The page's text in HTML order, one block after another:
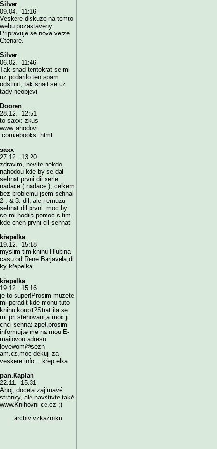
Silver
09.04. 11:16
Veskere diskuze na tomto
webu pozastaveny.
Pripravuje se nova verze
Ctenare.
Silver
06.02. 11:46
Tak snad tentokrat se mi
uz podarilo ten spam
odstinit, tak snad se uz
tady neobjevi
Dooren
28.12. 12:51
to saxx: zkus
www.jahodovi
.com/ebooks. html
saxx
27.12. 13:20
zdravim, nevite nekdo
nahodou kde by se dal
sehnat prvni dil serie
nadace ( nadace ), celkem
bez problemu jsem sehnal
2 . & 3. dil, ale nemuzu
sehnat dil prvni. moc by
se mi hodila pomoc s tim
kde onen prvni dil sehnat
křepelka
19.12. 15:18
myslim tim knihu Hlubina
casu od Rene Barjavela,di
ky křepelka
křepelka
19.12. 15:16
je to super!Prosim muzete
mi poradit kde mohu tuto
knihu koupit?Strat ila se
mi pri stehovani,a moc ji
chci sehnat zpet,prosim
informujte me na mou E-
mailovou adresu
lovewom@sezn
am.cz,moc dekuji za
veskere info....křep elka
pan.Kaplan
22.11. 15:31
Ahoj, docela zajímavé
stránky, ale navštivte také
www.Knihovni ce.cz ;)
archiv vzkazníku